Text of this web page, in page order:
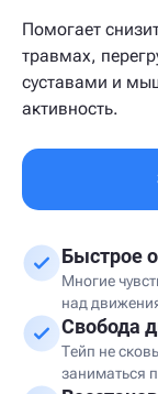
Помогает
травмах,
суставами и
активность.
Быстрое
Многие
над
Свобода
Тейп не
заниматься